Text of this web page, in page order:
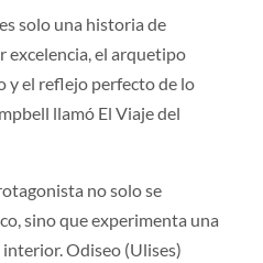
solo una historia de
excelencia, el arquetipo
y el reflejo perfecto de lo
llamó El Viaje del
no solo se
sino que experimenta una
Odiseo (Ulises)